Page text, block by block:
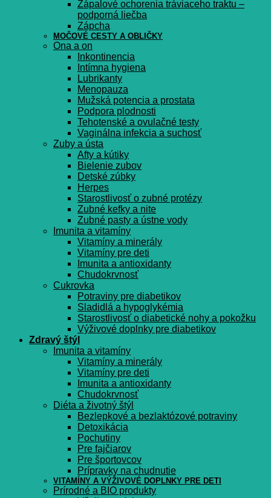
Zápalové ochorenia tráviaceho traktu –
podporná liečba
Zápcha
MOČOVÉ CESTY A OBLIČKY
Ona a on
Inkontinencia
Intímna hygiena
Lubrikanty
Menopauza
Mužská potencia a prostata
Podpora plodnosti
Tehotenské a ovulačné testy
Vaginálna infekcia a suchosť
Zuby a ústa
Afty a kútiky
Bielenie zubov
Detské zúbky
Herpes
Starostlivosť o zubné protézy
Zubné kefky a nite
Zubné pasty a ústne vody
Imunita a vitamíny
Vitamíny a minerály
Vitamíny pre deti
Imunita a antioxidanty
Chudokrvnosť
Cukrovka
Potraviny pre diabetikov
Sladidlá a hypoglykémia
Starostlivosť o diabetické nohy a pokožku
Výživové doplnky pre diabetikov
Zdravý štýl
Imunita a vitamíny
Vitamíny a minerály
Vitamíny pre deti
Imunita a antioxidanty
Chudokrvnosť
Diéta a životný štýl
Bezlepkové a bezlaktózové potraviny
Detoxikácia
Pochutiny
Pre fajčiarov
Pre športovcov
Prípravky na chudnutie
VITAMÍNY A VÝŽIVOVÉ DOPLNKY PRE DETI
Prírodné a BIO produkty